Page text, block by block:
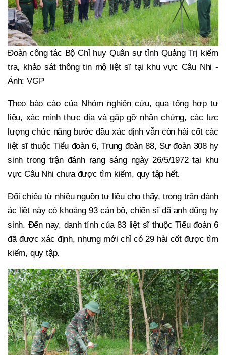
Đoàn công tác Bộ Chỉ huy Quân sự tỉnh Quảng Trị kiểm
tra, khảo sát thông tin mộ liệt sĩ tại khu vực Câu Nhi -
Ảnh: VGP
Theo báo cáo của Nhóm nghiên cứu, qua tổng hợp tư
liệu, xác minh thực địa và gặp gỡ nhân chứng, các lực
lượng chức năng bước đầu xác định vẫn còn hài cốt các
liệt sĩ thuộc Tiểu đoàn 6, Trung đoàn 88, Sư đoàn 308 hy
sinh trong trận đánh rạng sáng ngày 26/5/1972 tại khu
vực Câu Nhi chưa được tìm kiếm, quy tập hết.
Đối chiếu từ nhiều nguồn tư liệu cho thấy, trong trận đánh
ác liệt này có khoảng 93 cán bộ, chiến sĩ đã anh dũng hy
sinh. Đến nay, danh tính của 83 liệt sĩ thuộc Tiểu đoàn 6
đã được xác định, nhưng mới chỉ có 29 hài cốt được tìm
kiếm, quy tập.